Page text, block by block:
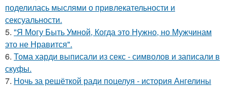
поделилась мыслями о привлекательности и
сексуальности.
5. "Я Могу Быть Умной, Когда это Нужно, но Мужчинам
это не Нравится".
6. Тома харди выписали из секс - символов и записали в
скуфы.
7. Ночь за решёткой ради поцелуя - история Ангелины